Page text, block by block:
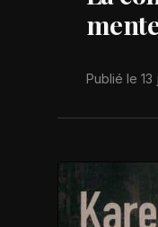
Publié le 13